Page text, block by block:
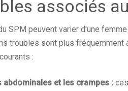
associés
SPM peuvent varier d'une
troubles sont plus
:
abdominales et les crampes :